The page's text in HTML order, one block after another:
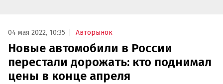
04 мая 2022, 10:35 Авторынок
Новые автомобили в России
перестали дорожать: кто поднимал
цены в конце апреля